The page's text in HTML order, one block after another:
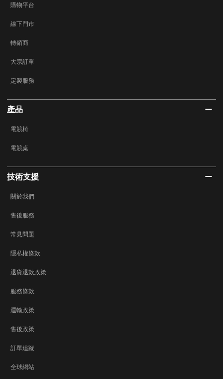
購物平台
線下門市
轉銷商
大宗訂單
定製服務
產品
電競椅
電競桌
技術支援
關於我們
售後服務
常見問題
隱私權條款
退貨退款政策
服務條款
運輸政策
售後政策
訂單追蹤
全球網站